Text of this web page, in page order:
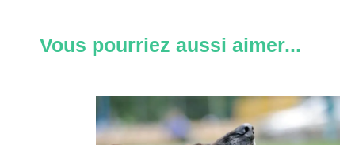
Vous pourriez aussi aimer...